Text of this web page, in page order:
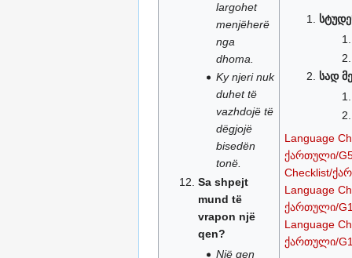
largohet
menjëherë
nga
dhoma.
Ky njeri nuk
duhet të
vazhdojë të
dëgjojë
bisedën
tonë.
Sa shpejt
mund të
vrapon një
qen?
Një qen
სად
Language
ქართული/
Checklist/
Language
ქართული/
Language
ქართული/